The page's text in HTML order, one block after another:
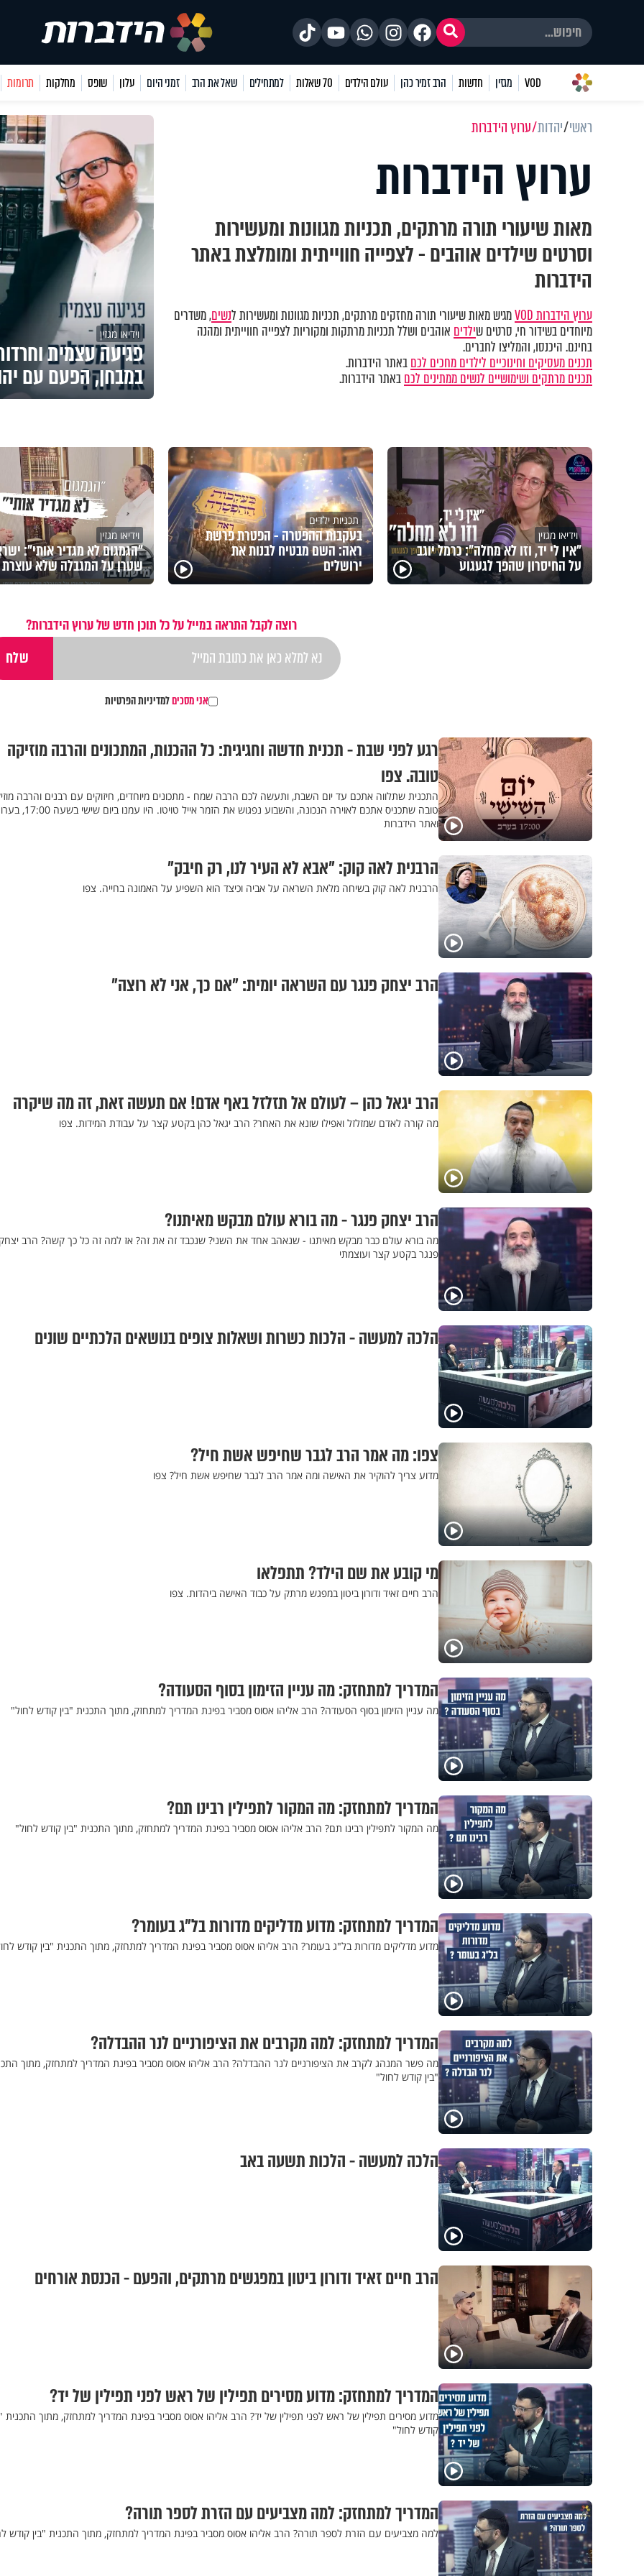
VOD מגזין חדשות הרב זמיר כהן עולם הילדים 70 שאלות למתחילים שאל את הרב זמני היום עלון שופס מחלקות תרומות
ראשי יהדות ערוץ הידברות
ערוץ הידברות
מאות שיעורי תורה מרתקים, תכניות מגוונות ומעשירות
וסרטים שילדים אוהבים - לצפייה חווייתית ומומלצת באתר
הידברות
ערוץ הידברות VOD מגיש מאות שיעורי תורה מחזקים מרתקים, תכניות מגוונות ומעשירות לנשים, משדרים
מיוחדים בשידור חי, סרטים שילדים אוהבים ושלל תכניות מרתקות ומקוריות לצפייה חווייתית ומהנה
בחינם. היכנסו, והמליצו לחברים.
תכנים מעסיקים וחינוכיים לילדים מחכים לכםבאתר הידברות.
תכנים מרתקים ושימושיים לנשים ממתינים לכםבאתר הידברות.
וידיאו מגזין
פגיעה עצמית
במבחן, הפעם עם
וידיאו מגזין
"אין לי יד, וזו לא מחלה": כרמל יוגב
על החיסרון שהפך לגעגוע
תכניות ילדים
בעקבות ההפטרה - הפטרת פרשת
ראה: השם מבטיח לבנות את
ירושלים
וידיאו מגזין
"הגמגום לא מגדיר אותי":
שטרן על המגבלה שלא עוצרת
רוצה לקבל התראה במייל על כל תוכן חדש של ערוץ הידברות?
אני מסכיםלמדיניות הפרטיות
רגע לפני שבת - תכנית חדשה וחגיגית: כל ההכנות, המתכונים והרבה מוזיקה
טובה. צפו
התכנית שתלווה אתכם עד יום השבת, ותעשה לכם הרבה שמח - מתכונים מיוחדים, חיזוקים עם רבנים והרבה
טובה שתכניס אתכם לאוירה הנכונה, והשבוע נפגוש את הזמר אייל טויטו. היו עמנו
ואתר הידברות
הרבנית לאה קוק: "אבא לא העיר לנו, רק חיבק"
הרבנית לאה קוק בשיחה מלאת השראה על אביה וכיצד הוא השפיע על האמונה בחייה. צפו
הרב יצחק פנגר עם השראה יומית: "אם כך, אני לא רוצה"
הרב יגאל כהן – לעולם אל תזלזל באף אדם! אם תעשה זאת, זה מה שיקרה
מה קורה לאדם שמזלזל ואפילו שונא את האחר? הרב יגאל כהן בקטע קצר על עבודת המידות. צפו
הרב יצחק פנגר - מה בורא עולם מבקש מאיתנו?
מה בורא עולם כבר מבקש מאיתנו - שנאהב אחד את השני? שנכבד זה את זה? אז למה זה כל כך קשה? הרב יצחק
פנגר בקטע קצר ועוצמתי
הלכה למעשה - הלכות כשרות ושאלות צופים בנושאים הלכתיים שונים
צפו: מה אמר הרב לגבר שחיפש אשת חיל?
מדוע צריך להוקיר את האישה ומה אמר הרב לגבר שחיפש אשת חיל? צפו
מי קובע את שם הילד? תתפלאו
הרב חיים זאיד ודורון ביטון במפגש מרתק על כבוד האישה ביהדות. צפו
המדריך למתחזק: מה עניין הזימון בסוף הסעודה?
מה עניין הזימון בסוף הסעודה? הרב אליהו אסוס מסביר בפינת המדריך למתחזק, מתוך התכנית "בין קודש לחול"
המדריך למתחזק: מה המקור לתפילין רבינו תם?
מה המקור לתפילין רבינו תם? הרב אליהו אסוס מסביר בפינת המדריך למתחזק, מתוך התכנית "בין קודש לחול"
המדריך למתחזק: מדוע מדליקים מדורות בל"ג בעומר?
מדוע מדליקים מדורות בל"ג בעומר? הרב אליהו אסוס מסביר בפינת המדריך למתחזק, מתוך התכנית "בין קודש
המדריך למתחזק: למה מקרבים את הציפורניים לנר ההבדלה?
מה פשר המנהג לקרב את הציפורניים לנר ההבדלה? הרב אליהו אסוס מסביר בפינת המדריך למתחזק, מתוך
"בין קודש לחול"
הלכה למעשה - הלכות תשעה באב
הרב חיים זאיד ודורון ביטון במפגשים מרתקים, והפעם - הכנסת אורחים
המדריך למתחזק: מדוע מסירים תפילין של ראש לפני תפילין של יד?
מדוע מסירים תפילין של ראש לפני תפילין של יד? הרב אליהו אסוס מסביר בפינת המדריך למתחזק, מתוך התכנית
קודש לחול"
המדריך למתחזק: למה מצביעים עם הזרת לספר תורה?
למה מצביעים עם הזרת לספר תורה? הרב אליהו אסוס מסביר בפינת המדריך למתחזק, מתוך התכנית "בין קודש